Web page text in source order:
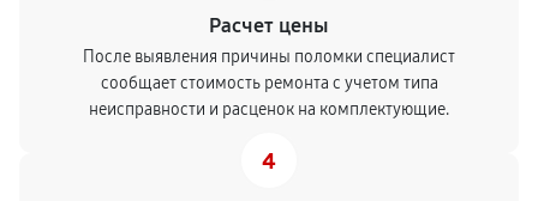
Расчет цены
После выявления причины поломки специалист
сообщает стоимость ремонта с учетом типа
неисправности и расценок на комплектующие.
4